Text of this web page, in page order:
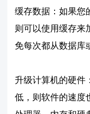
缓存数据：如果您
则可以使用缓存来
免每次都从数据库
升级计算机的硬件
低，则软件的速度